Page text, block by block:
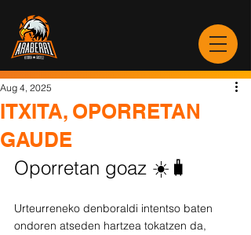
ITXITA, OPORRETAN
GAUDE
Aug 4, 2025
Oporretan goaz ☀️🧳
Urteurreneko denboraldi intentso baten
ondoren atseden hartzea tokatzen da,